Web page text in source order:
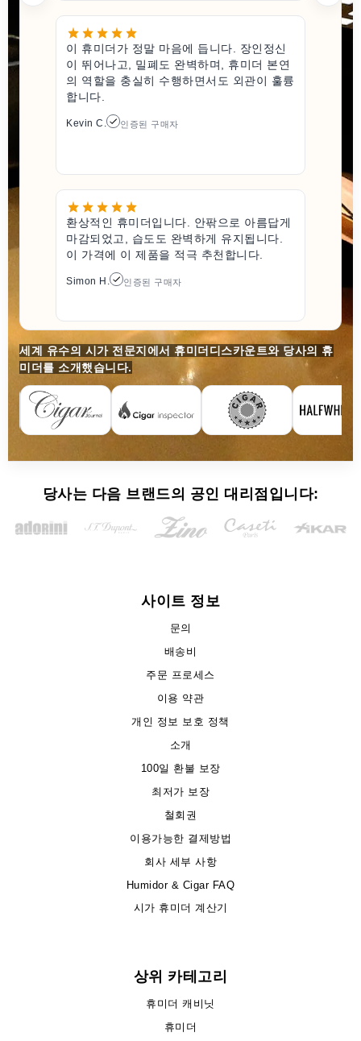
이 휴미더가 정말 마음에 듭니다. 장인정신
이 뛰어나고, 밀폐도 완벽하며, 휴미더 본연
의 역할을 충실히 수행하면서도 외관이 훌륭
합니다.
Kevin C. 인증된 구매자
환상적인 휴미더입니다. 안팎으로 아름답게
마감되었고, 습도도 완벽하게 유지됩니다.
이 가격에 이 제품을 적극 추천합니다.
Simon H. 인증된 구매자
세계 유수의 시가 전문지에서 휴미더디스카운트와 당사의 휴
미더를 소개했습니다.
당사는 다음 브랜드의 공인 대리점입니다:
사이트 정보
문의
배송비
주문 프로세스
이용 약관
개인 정보 보호 정책
소개
100일 환불 보장
최저가 보장
철회권
이용가능한 결제방법
회사 세부 사항
Humidor & Cigar FAQ
시가 휴미더 계산기
상위 카테고리
휴미더 캐비닛
휴미더